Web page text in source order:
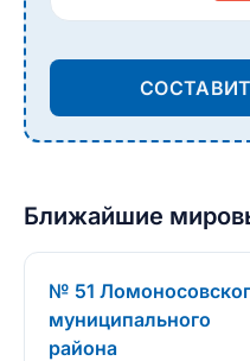
Ближайшие
№ 51
муниципального
района